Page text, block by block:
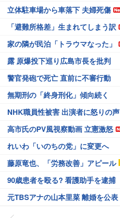
立体駐車場から車落下 夫婦死傷
「避難所格差」生まれてしまう訳
家の隣が民泊「トラウマなった」
露 原爆投下巡り広島市長を批判
警官発砲で死亡 直前に不審行動
無期刑の「終身刑化」傾向続く
NHK職員性被害 出演者に怒りの声
高市氏のPV風視察動画 立憲激怒
れいわ「いのちの党」に変更へ
藤原竜也、「労務改善」アピール
90歳患者を殴る? 看護助手を逮捕
元TBSアナの山本里菜 離婚を公表